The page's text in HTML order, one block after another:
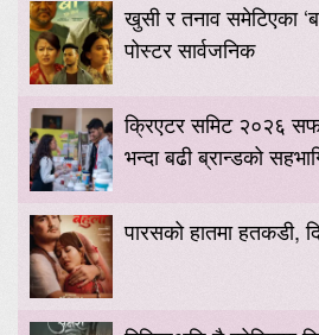
खुसी र तनाव समेटिएका
पोस्टर सार्वजनिक
क्रिएटर समिट २०२६
भन्दा बढी ब्रान्डको
पारसको हातमा हतकडी,